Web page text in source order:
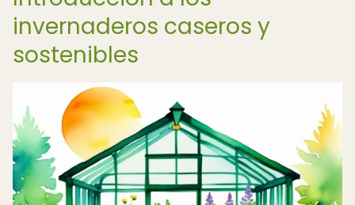
invernaderos caseros y
sostenibles